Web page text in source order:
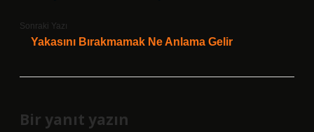
Sonraki Yazı
Yakasını Bırakmamak Ne Anlama Gelir
Bir yanıt yazın